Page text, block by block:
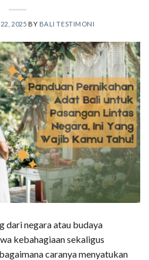
2025 BY BALI TESTIMONI
dari negara atau budaya
kebahagiaan sekaligus
caranya menyatukan